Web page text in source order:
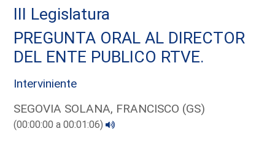
III Legislatura
PREGUNTA ORAL AL DIRECTOR
DEL ENTE PUBLICO RTVE.
Interviniente
SEGOVIA SOLANA, FRANCISCO (GS)
(00:00:00 a 00:01:06)